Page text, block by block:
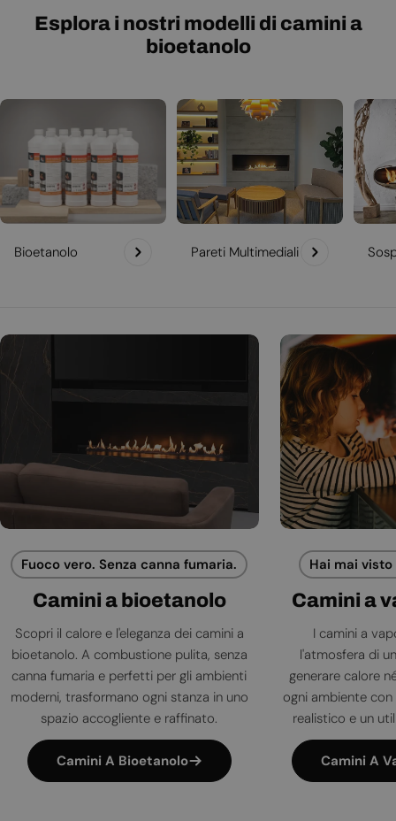
Esplora i nostri modelli di camini a
bioetanolo
Bioetanolo Pareti Multimediali
Fuoco vero. Senza canna fumaria.
Camini a bioetanolo
Scopri il calore e l'eleganza dei camini a
bioetanolo. A combustione pulita, senza
canna fumaria e perfetti per gli ambienti
moderni, trasformano ogni stanza in uno
spazio accogliente e raffinato.
Camini A Bioetanolo
Hai mai
Camini a
I camini a
l'atmosfera di
generare calore
ogni ambiente
realistico e un
Camini A